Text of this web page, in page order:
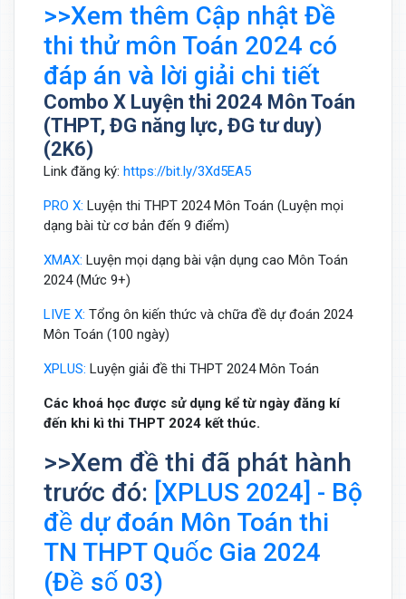
>>Xem thêm Cập nhật Đề
thi thử môn Toán 2024 có
đáp án và lời giải chi tiết
Combo X Luyện thi 2024 Môn Toán
(THPT, ĐG năng lực, ĐG tư duy)
(2K6)
Link đăng ký: https://bit.ly/3Xd5EA5
PRO X: Luyện thi THPT 2024 Môn Toán (Luyện mọi
dạng bài từ cơ bản đến 9 điểm)
XMAX: Luyện mọi dạng bài vận dụng cao Môn Toán
2024 (Mức 9+)
LIVE X: Tổng ôn kiến thức và chữa đề dự đoán 2024
Môn Toán (100 ngày)
XPLUS: Luyện giải đề thi THPT 2024 Môn Toán
Các khoá học được sử dụng kể từ ngày đăng kí
đến khi kì thi THPT 2024 kết thúc.
>>Xem đề thi đã phát hành
trước đó: [XPLUS 2024] - Bộ
đề dự đoán Môn Toán thi
TN THPT Quốc Gia 2024
(Đề số 03)